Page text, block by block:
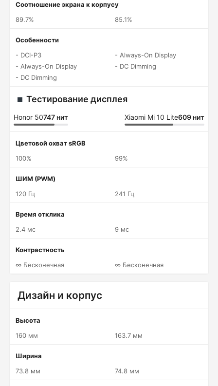
Соотношение экрана к корпусу
89.7%
85.1%
Особенности
- DCI-P3
- Always-On Display
- DC Dimming
- Always-On Display
- DC Dimming
Тестирование дисплея
Honor 50747 нит Xiaomi Mi 10 Lite609 нит
Цветовой охват sRGB
100%
99%
ШИМ (PWM)
120 Гц
241 Гц
Время отклика
2.4 мс
9 мс
Контрастность
∞ Бесконечная
∞ Бесконечная
Дизайн и корпус
Высота
160 мм
163.7 мм
Ширина
73.8 мм
74.8 мм